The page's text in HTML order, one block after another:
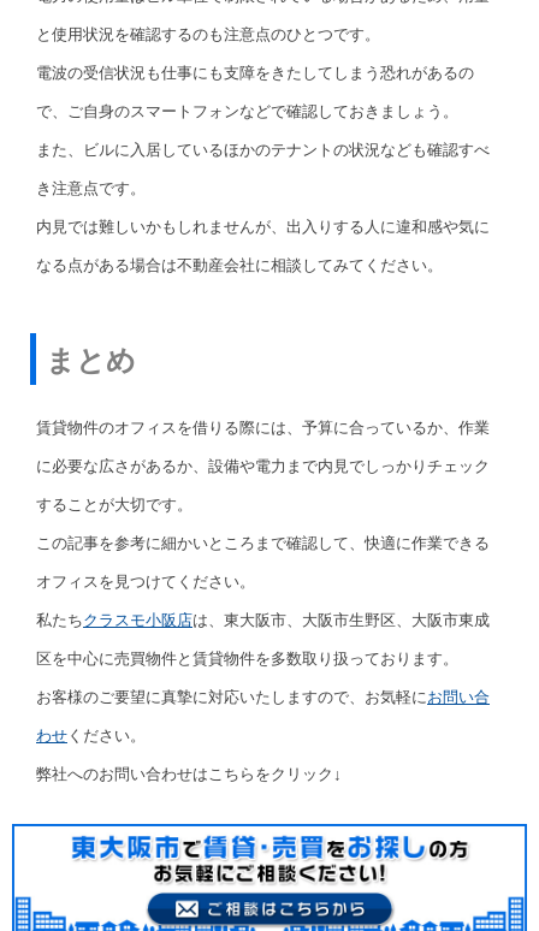
と使用状況を確認するのも注意点のひとつです。
電波の受信状況も仕事にも支障をきたしてしまう恐れがあるの
で、ご自身のスマートフォンなどで確認しておきましょう。
また、ビルに入居しているほかのテナントの状況なども確認すべ
き注意点です。
内見では難しいかもしれませんが、出入りする人に違和感や気に
なる点がある場合は不動産会社に相談してみてください。
まとめ
賃貸物件のオフィスを借りる際には、予算に合っているか、作業
に必要な広さがあるか、設備や電力まで内見でしっかりチェック
することが大切です。
この記事を参考に細かいところまで確認して、快適に作業できる
オフィスを見つけてください。
私たちクラスモ小阪店は、東大阪市、大阪市生野区、大阪市東成
区を中心に売買物件と賃貸物件を多数取り扱っております。
お客様のご要望に真摯に対応いたしますので、お気軽にお問い合
わせ ください。
弊社へのお問い合わせはこちらをクリック↓